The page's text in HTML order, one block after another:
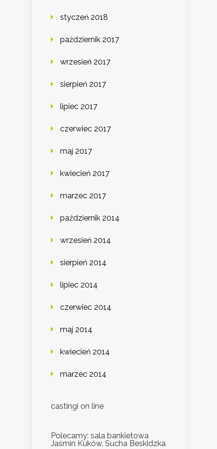
styczeń 2018
październik 2017
wrzesień 2017
sierpień 2017
lipiec 2017
czerwiec 2017
maj 2017
kwiecień 2017
marzec 2017
październik 2014
wrzesień 2014
sierpień 2014
lipiec 2014
czerwiec 2014
maj 2014
kwiecień 2014
marzec 2014
castingi on line
Polecamy: sala bankietowa
Jaśmin Kuków, Sucha Beskidzka